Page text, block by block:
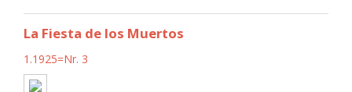
La Fiesta de los Muertos
1.1925=Nr. 3